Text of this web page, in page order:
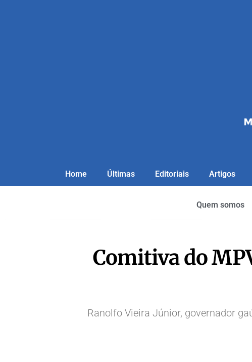
Home Últimas Editoriais Artigos
Quem somos
Comitiva do
Ranolfo Vieira Júnior, governador